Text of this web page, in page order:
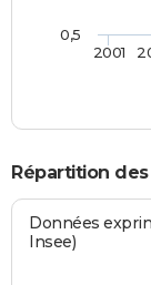
2001
0,5
Répartition des
Données
Insee)